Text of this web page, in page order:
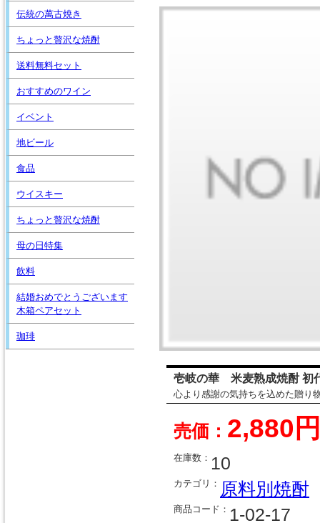
壱岐の華 米麦熟成焼酎
心より感謝の気持ちを込めた贈り
売価： 2,880円
在庫数： 10
カテゴリ： 原料別焼酎
商品コード： 1-02-17
伝統の萬古焼き
ちょっと贅沢な焼酎
送料無料セット
おすすめのワイン
イベント
地ビール
食品
ウイスキー
ちょっと贅沢な焼酎
母の日特集
飲料
結婚おめでとうございます
木箱ペアセット
珈琲